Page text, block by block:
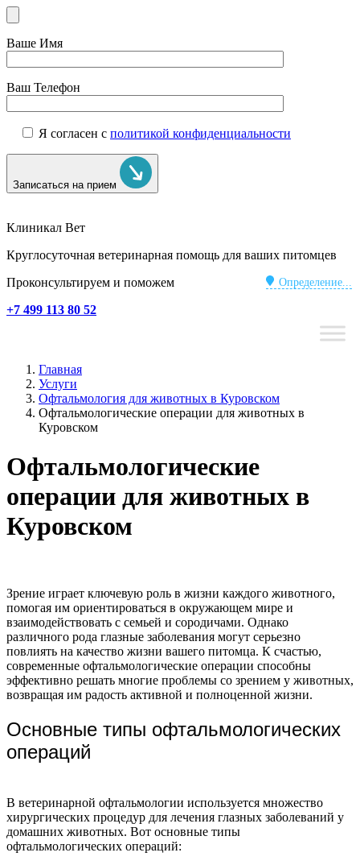
Ваше Имя
Ваш Телефон
Я согласен с политикой конфиденциальности
Записаться на прием
Клиникал Вет
Круглосуточная ветеринарная помощь для ваших питомцев
Определение...
Проконсультируем и поможем
+7 499 113 80 52
Главная
Услуги
Офтальмология для животных в Куровском
Офтальмологические операции для животных в
Куровском
Офтальмологические
операции для животных в
Куровском
Зрение играет ключевую роль в жизни каждого животного,
помогая им ориентироваться в окружающем мире и
взаимодействовать с семьей и сородичами. Однако
различного рода глазные заболевания могут серьезно
повлиять на качество жизни вашего питомца. К счастью,
современные офтальмологические операции способны
эффективно решать многие проблемы со зрением у животных,
возвращая им радость активной и полноценной жизни.
Основные типы офтальмологических
операций
В ветеринарной офтальмологии используется множество
хирургических процедур для лечения глазных заболеваний у
домашних животных. Вот основные типы
офтальмологических операций: